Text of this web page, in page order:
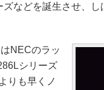
などを誕生させ、
NECのラッ
シリーズ
りも早くノ